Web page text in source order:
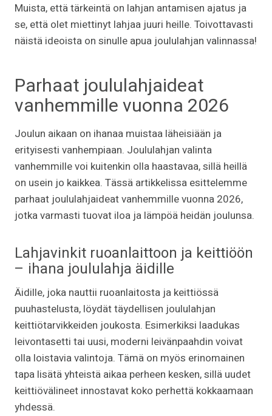
Muista, että tärkeintä on lahjan antamisen ajatus ja
se, että olet miettinyt lahjaa juuri heille. Toivottavasti
näistä ideoista on sinulle apua joululahjan valinnassa!
Parhaat joululahjaideat
vanhemmille vuonna 2026
Joulun aikaan on ihanaa muistaa läheisiään ja
erityisesti vanhempiaan. Joululahjan valinta
vanhemmille voi kuitenkin olla haastavaa, sillä heillä
on usein jo kaikkea. Tässä artikkelissa esittelemme
parhaat joululahjaideat vanhemmille vuonna 2026,
jotka varmasti tuovat iloa ja lämpöä heidän joulunsa.
Lahjavinkit ruoanlaittoon ja keittiöön
– ihana joululahja äidille
Äidille, joka nauttii ruoanlaitosta ja keittiössä
puuhastelusta, löydät täydellisen joululahjan
keittiötarvikkeiden joukosta. Esimerkiksi laadukas
leivontasetti tai uusi, moderni leivänpaahdin voivat
olla loistavia valintoja. Tämä on myös erinomainen
tapa lisätä yhteistä aikaa perheen kesken, sillä uudet
keittiövälineet innostavat koko perhettä kokkaamaan
yhdessä.